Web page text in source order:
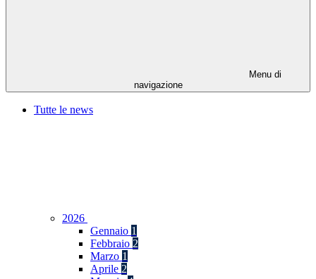
Menu di
navigazione
Tutte le news
2026
Gennaio 1
Febbraio 2
Marzo 1
Aprile 2